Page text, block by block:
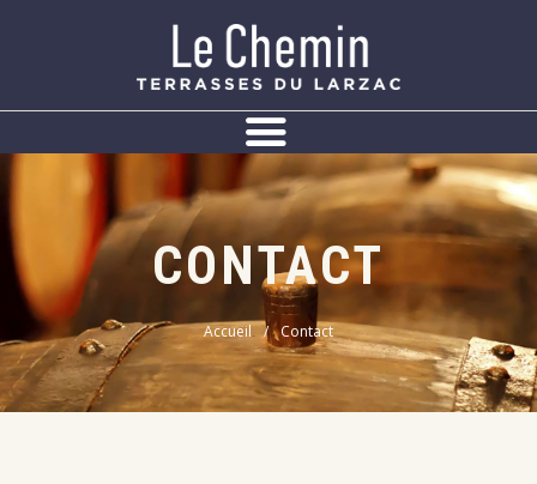
CONTACT
Accueil Contact